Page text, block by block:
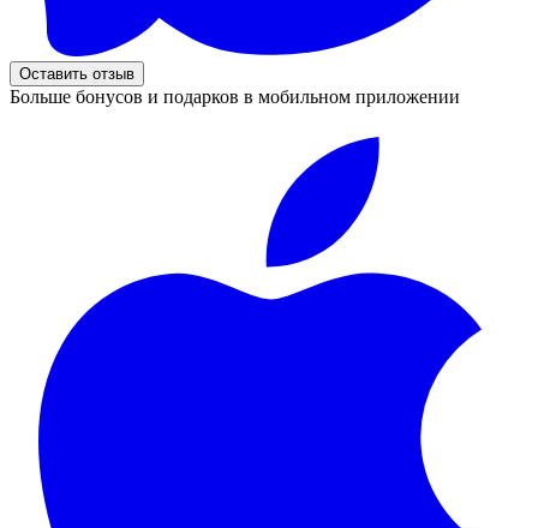
Оставить отзыв
Больше бонусов и подарков в мобильном приложении